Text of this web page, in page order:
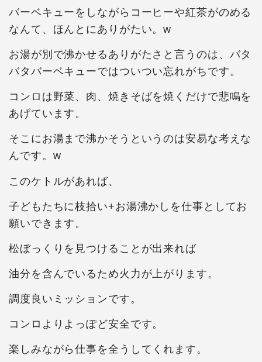
バーベキューをしながらコーヒーや紅茶がのめる
なんて、ほんとにありがたい。w
お湯が別で沸かせるありがたさと言うのは、バタ
バタバーベキューではついつい忘れがちです。
コンロは野菜、肉、焼きそばを焼くだけで悲鳴を
あげています。
そこにお湯まで沸かそうというのは安易な考えな
んです。w
このケトルがあれば、
子どもたちに枝拾い+お湯沸かしを仕事としてお
願いできます。
松ぼっくりを見つけることが出来れば
油分を含んでいるため火力が上がります。
調度良いミッションです。
コンロよりよっぽど安全です。
楽しみながら仕事を全うしてくれます。